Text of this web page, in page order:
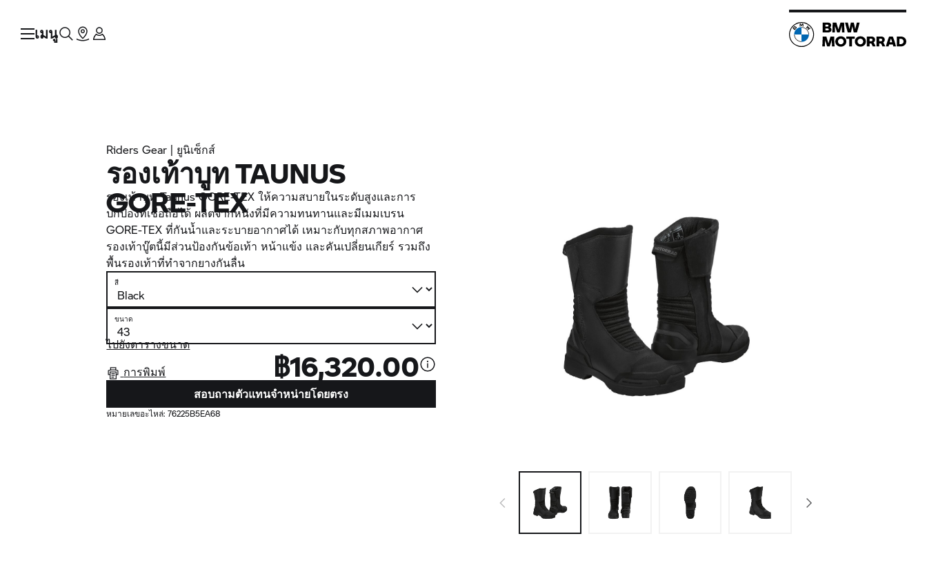
เมนู
Riders Gear | ยูนิเซ็กส์
รองเท้าบูท TAUNUS
GORE-TEX
รองเท้าบูท Taunus GORE-TEX ให้ความสบายในระดับสูงและการ
ปกป้องที่เชื่อถือได้ ผลิตจากหนังที่มีความทนทานและมีเมมเบรน
GORE-TEX ที่กันน้ำและระบายอากาศได้ เหมาะกับทุกสภาพอากาศ
รองเท้าบู๊ตนี้มีส่วนป้องกันข้อเท้า หน้าแข้ง และคันเปลี่ยนเกียร์ รวมถึง
พื้นรองเท้าที่ทำจากยางกันลื่น
สี
ขนาด
ไปยังตารางขนาด
การพิมพ์
฿16,320.00
สอบถามตัวแทนจำหน่ายโดยตรง
หมายเลขอะไหล่:76225B5EA68